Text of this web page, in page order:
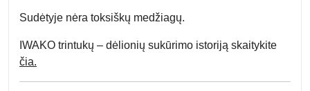
Sudėtyje nėra toksiškų medžiagų.
IWAKO trintukų – dėlionių sukūrimo istoriją skaitykite
čia.